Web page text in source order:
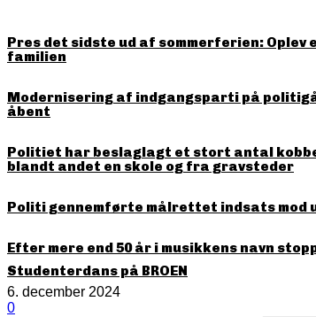
Pres det sidste ud af sommerferien:
familien
Modernisering af indgangsparti på
åbent
Politiet har beslaglagt et stort antal
blandt andet en skole og fra gravsteder
Politi gennemførte målrettet indsats mod
Efter mere end 50 år i musikkens navn
Studenterdans på BROEN
6. december 2024
0